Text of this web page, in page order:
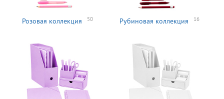
Розовая коллекция 50 Рубиновая коллекция 16